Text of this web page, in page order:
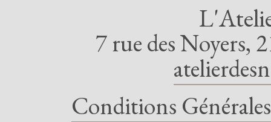
7 rue des Noyers,
Conditions